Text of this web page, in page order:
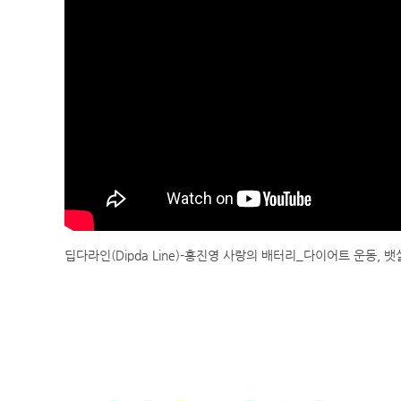
딥다라인(Dipda Line)-홍진영 사랑의 배터리_다이어트 운동, 뱃